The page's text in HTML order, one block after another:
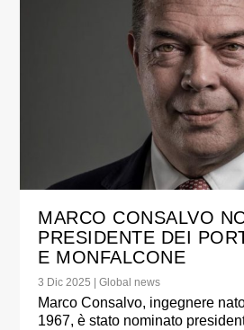
MARCO CONSALVO
PRESIDENTE DEI
E MONFALCONE
3 Dic 2025 |Global news
Marco Consalvo, ingegnere
1967, è stato nominato